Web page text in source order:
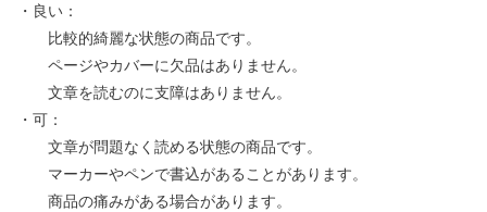
・良い：
比較的綺麗な状態の商品です。
ページやカバーに欠品はありません。
文章を読むのに支障はありません。
・可：
文章が問題なく読める状態の商品です。
マーカーやペンで書込があることがあります。
商品の痛みがある場合があります。